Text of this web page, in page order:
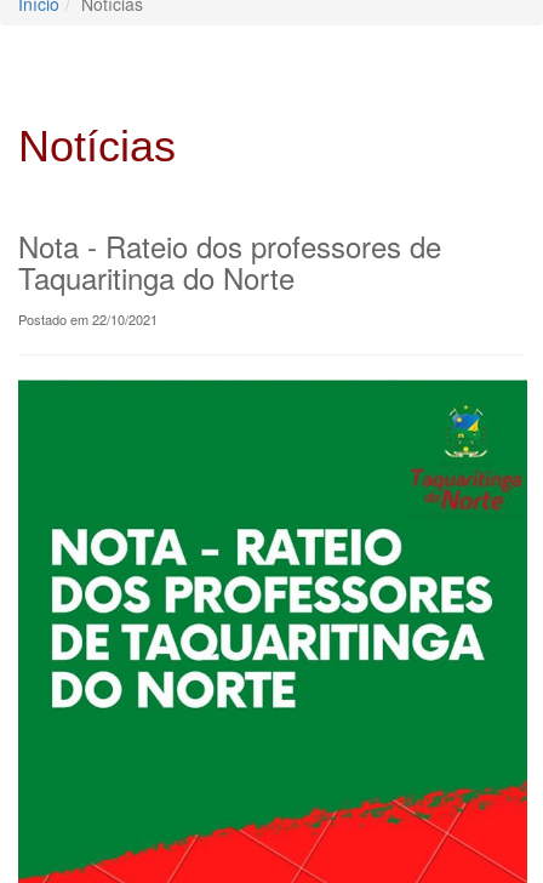
Notícias
Nota - Rateio dos professores de
Taquaritinga do Norte
Postado em 22/10/2021